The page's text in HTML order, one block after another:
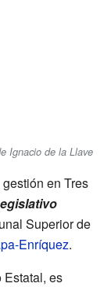
Ignacio de la Llave
en Tres
Superior de
Enríquez.
Estatal, es